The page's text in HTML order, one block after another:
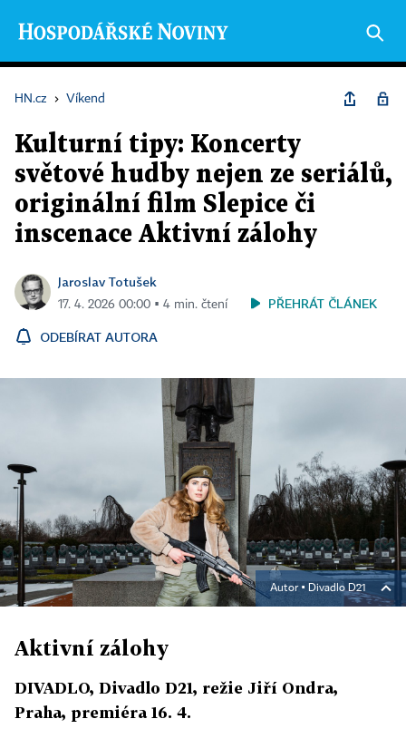
HN.cz › Víkend
Kulturní tipy: Koncerty
světové hudby nejen ze seriálů,
originální film Slepice či
inscenace Aktivní zálohy
Jaroslav Totušek
17. 4. 2026 00:00 ▪ 4 min. čtení PŘEHRÁT ČLÁNEK
ODEBÍRAT AUTORA
Autor ▪ Divadlo D21
Aktivní zálohy
DIVADLO, Divadlo D21, režie Jiří Ondra,
Praha, premiéra 16. 4.